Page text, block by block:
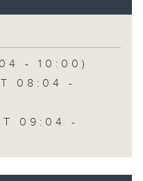
- 10:00)
08:04 -
09:04 -